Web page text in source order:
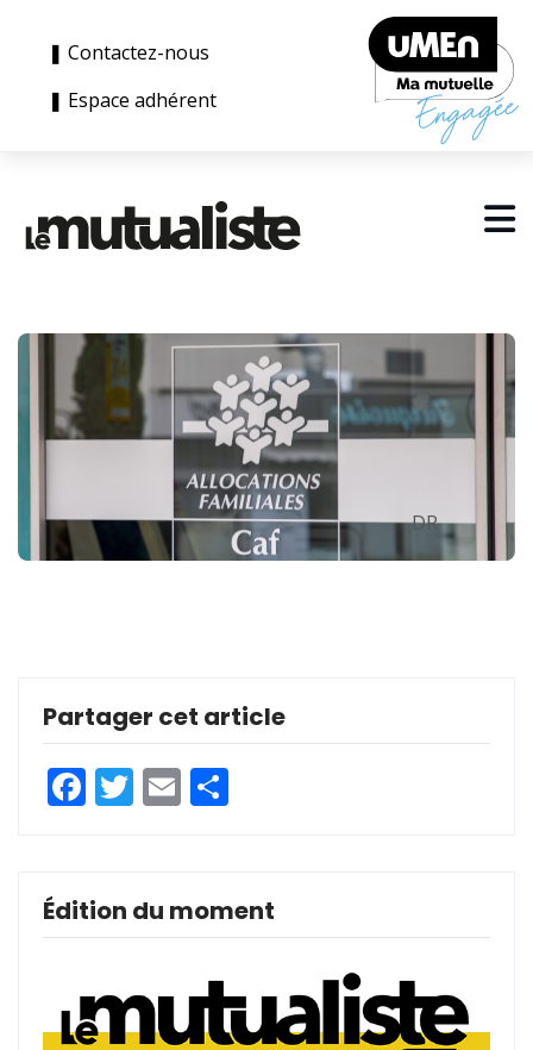
❚ Contactez-nous
❚ Espace adhérent
DR
Partager cet article
Facebook
Twitter
Email
Édition du moment